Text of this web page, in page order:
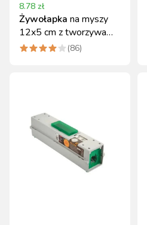
8.78 zł
Żywołapka na myszy
12x5 cm z tworzywa
sztucznego NOVITAL
(86)